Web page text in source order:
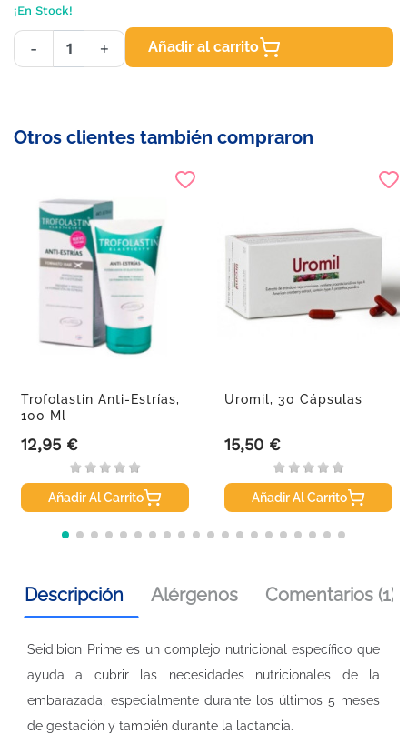
¡En Stock!
- + Añadir al carrito
Otros clientes también compraron
Trofolastin Anti-Estrías,
100 Ml
Precio
12,95 €
Añadir Al Carrito
Uromil, 30 Cápsulas
Precio
15,50 €
Añadir Al Carrito
Descripción Alérgenos Comentarios (1)
Seidibion Prime es un complejo nutricional específico que
ayuda a cubrir las necesidades nutricionales de la
embarazada, especialmente durante los últimos 5 meses
de gestación y también durante la lactancia.